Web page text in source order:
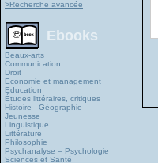
>Recherche avancée
Ebooks
Beaux-arts
Communication
Droit
Economie et management
Education
Études littéraires, critiques
Histoire - Géographie
Jeunesse
Linguistique
Littérature
Philosophie
Psychanalyse – Psychologie
Sciences et Santé